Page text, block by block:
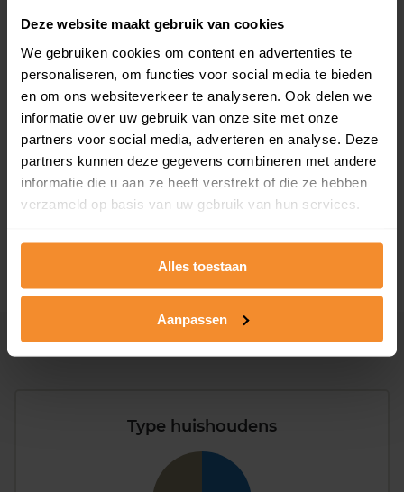
Deze website maakt gebruik van cookies
We gebruiken cookies om content en advertenties te
personaliseren, om functies voor social media te bieden
en om ons websiteverkeer te analyseren. Ook delen we
informatie over uw gebruik van onze site met onze
partners voor social media, adverteren en analyse. Deze
partners kunnen deze gegevens combineren met andere
informatie die u aan ze heeft verstrekt of die ze hebben
verzameld op basis van uw gebruik van hun services.
Alles toestaan
Aanpassen
T/m 1945
28%
1946 - 1980
39%
1981 - 2007
24%
2008 of later
9%
Type huishoudens